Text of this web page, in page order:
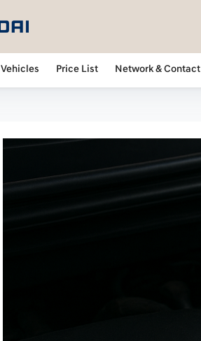
Vehicles Price List Network & Contact